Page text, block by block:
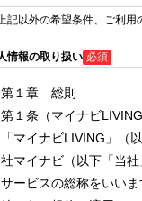
記以外の希望条件、ご利用
情報の取り扱い 必須
第１章 総則
第１条（マイナビLIVING
「マイナビLIVING」（
社マイナビ（以下「当
サービスの総称をいいま